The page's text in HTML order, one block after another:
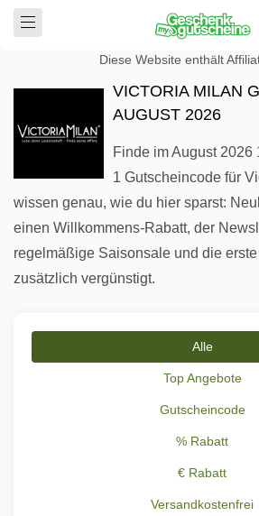
Diese Website enthält
VICTORIA MILAN
AUGUST 2026
Finde im August 2026
1 Gutscheincode für
wissen genau, wie du hier sparst:
einen Willkommens-Rabatt, der
regelmäßige Saisonsale und die
zusätzlich vergünstigt.
Alle
Top Angebote
Gutscheincode
% Rabatt
€ Rabatt
Versandkostenfrei